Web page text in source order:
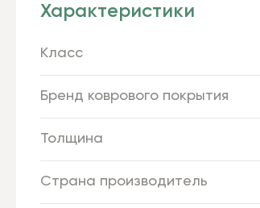
Характеристики
Класс
Бренд коврового покрытия
Толщина
Страна производитель